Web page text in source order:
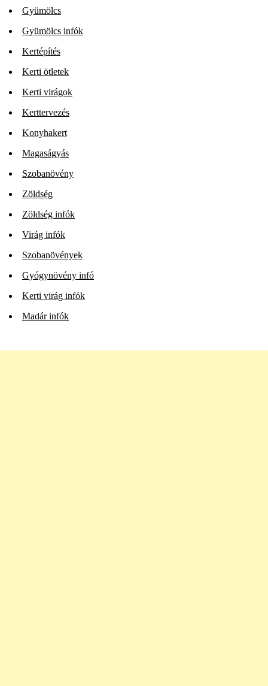
Gyümölcs
Gyümölcs infók
Kertépítés
Kerti ötletek
Kerti virágok
Kerttervezés
Konyhakert
Magaságyás
Szobanövény
Zöldség
Zöldség infók
Virág infók
Szobanövények
Gyógynövény infó
Kerti virág infók
Madár infók